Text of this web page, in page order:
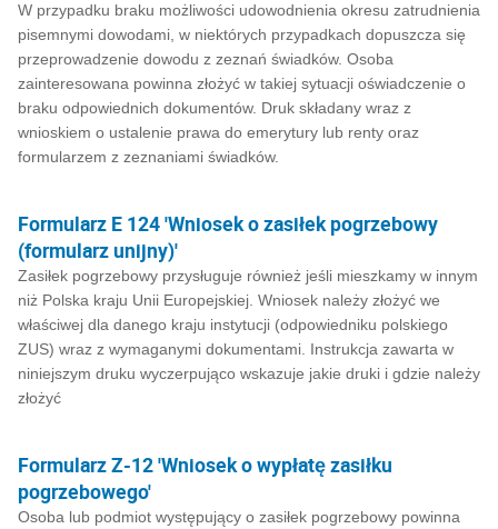
W przypadku braku możliwości udowodnienia okresu zatrudnienia
pisemnymi dowodami, w niektórych przypadkach dopuszcza się
przeprowadzenie dowodu z zeznań świadków. Osoba
zainteresowana powinna złożyć w takiej sytuacji oświadczenie o
braku odpowiednich dokumentów. Druk składany wraz z
wnioskiem o ustalenie prawa do emerytury lub renty oraz
formularzem z zeznaniami świadków.
Formularz E 124 'Wniosek o zasiłek pogrzebowy
(formularz unijny)'
Zasiłek pogrzebowy przysługuje również jeśli mieszkamy w innym
niż Polska kraju Unii Europejskiej. Wniosek należy złożyć we
właściwej dla danego kraju instytucji (odpowiedniku polskiego
ZUS) wraz z wymaganymi dokumentami. Instrukcja zawarta w
niniejszym druku wyczerpująco wskazuje jakie druki i gdzie należy
złożyć
Formularz Z-12 'Wniosek o wypłatę zasiłku
pogrzebowego'
Osoba lub podmiot występujący o zasiłek pogrzebowy powinna